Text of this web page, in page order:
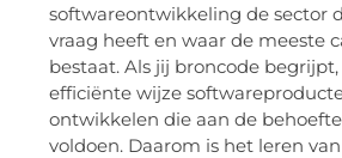
softwareontwikkeling de sector
vraag heeft en waar de meeste
bestaat. Als jij broncode
efficiënte wijze
ontwikkelen die aan de
voldoen. Daarom is het leren